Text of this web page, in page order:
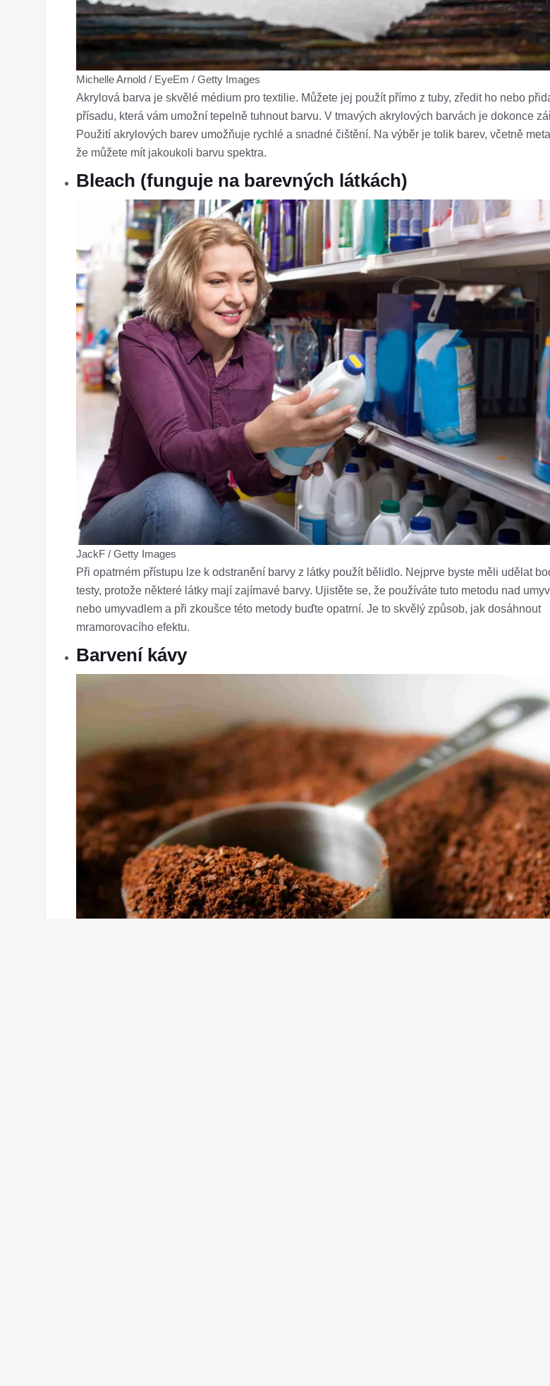
Michelle Arnold / EyeEm / Getty Images
Akrylová barva je skvělé médium pro textilie. Můžete jej použít přímo z tuby, zředit ho nebo
přísadu, která vám umožní tepelně tuhnout barvu. V tmavých akrylových barvách je dokonce
Použití akrylových barev umožňuje rychlé a snadné čištění. Na výběr je tolik barev, včetně
že můžete mít jakoukoli barvu spektra.
Bleach (funguje na barevných látkách)
JackF / Getty Images
Při opatrném přístupu lze k odstranění barvy z látky použít bělidlo. Nejprve byste měli udělat
testy, protože některé látky mají zajímavé barvy. Ujistěte se, že používáte tuto metodu nad
nebo umyvadlem a při zkoušce této metody buďte opatrní. Je to skvělý způsob, jak dosáhnout
mramorovacího efektu.
Barvení kávy